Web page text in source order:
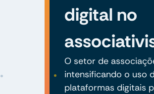
digital no
O setor de
intensificando o uso
plataformas digitais